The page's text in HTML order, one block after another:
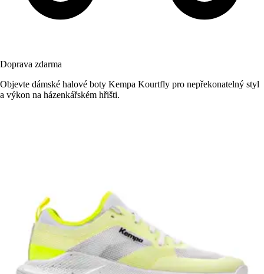
Doprava zdarma
Objevte dámské halové boty Kempa Kourtfly pro nepřekonatelný styl
a výkon na házenkářském hřišti.